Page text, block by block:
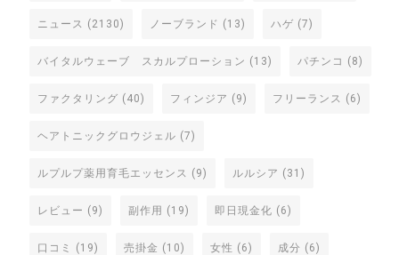
ニュース (2130) ノーブランド (13) ハゲ (7)
バイタルウェーブ スカルプローション (13) パチンコ (8)
ファクタリング (40) フィンジア (9) フリーランス (6)
ヘアトニックグロウジェル (7)
ルプルプ薬用育毛エッセンス (9) ルルシア (31)
レビュー (9) 副作用 (19) 即日現金化 (6)
口コミ (19) 売掛金 (10) 女性 (6) 成分 (6)